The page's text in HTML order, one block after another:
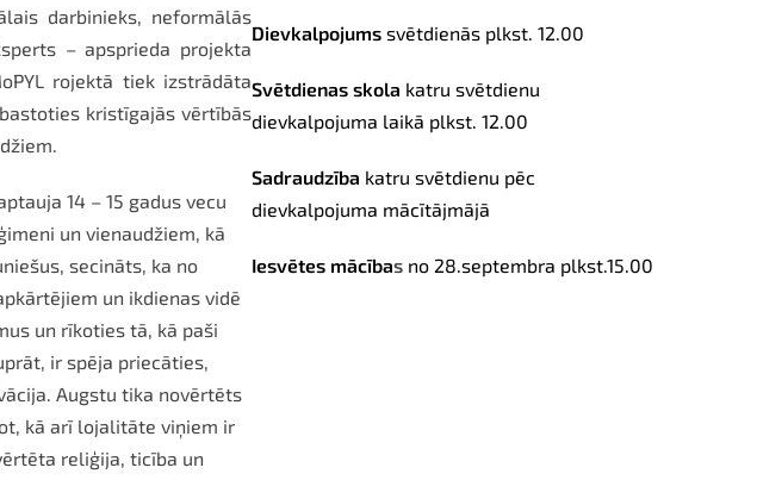
Dievkalpojums svētdienās plkst. 12.00
Svētdienas skola katru svētdienu
dievkalpojuma laikā plkst. 12.00
Sadraudzība katru svētdienu pēc
dievkalpojuma mācītājmājā
Iesvētes mācības no 28.septembra plkst.15.00
darbinieks, neformālās
– apsprieda projekta
rojektā tiek izstrādāta
kristīgajās vērtībās
14 – 15 gadus vecu
un vienaudžiem, kā
secināts, ka no
un ikdienas vidē
un rīkoties tā, kā paši
ir spēja priecāties,
Augstu tika novērtēts
kā arī lojalitāte viņiem ir
reliģija, ticība un